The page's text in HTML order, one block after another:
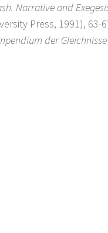
Narrative and
Press, 1991), 63-
der